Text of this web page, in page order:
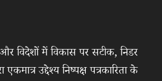
और विदेशों में विकास पर सटीक, निडर
उद्देश्य निष्पक्ष पत्रकारिता के